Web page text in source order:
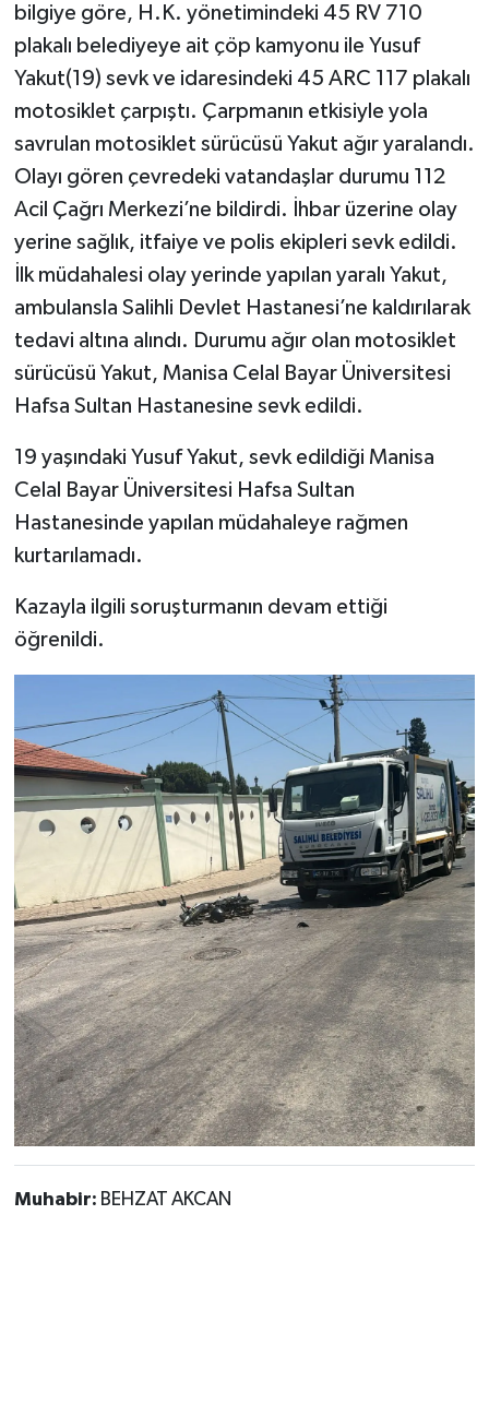
bilgiye göre, H.K. yönetimindeki 45 RV 710
plakalı belediyeye ait çöp kamyonu ile Yusuf
Yakut(19) sevk ve idaresindeki 45 ARC 117 plakalı
motosiklet çarpıştı. Çarpmanın etkisiyle yola
savrulan motosiklet sürücüsü Yakut ağır yaralandı.
Olayı gören çevredeki vatandaşlar durumu 112
Acil Çağrı Merkezi’ne bildirdi. İhbar üzerine olay
yerine sağlık, itfaiye ve polis ekipleri sevk edildi.
İlk müdahalesi olay yerinde yapılan yaralı Yakut,
ambulansla Salihli Devlet Hastanesi’ne kaldırılarak
tedavi altına alındı. Durumu ağır olan motosiklet
sürücüsü Yakut, Manisa Celal Bayar Üniversitesi
Hafsa Sultan Hastanesine sevk edildi.
19 yaşındaki Yusuf Yakut, sevk edildiği Manisa
Celal Bayar Üniversitesi Hafsa Sultan
Hastanesinde yapılan müdahaleye rağmen
kurtarılamadı.
Kazayla ilgili soruşturmanın devam ettiği
öğrenildi.
Muhabir: BEHZAT AKCAN